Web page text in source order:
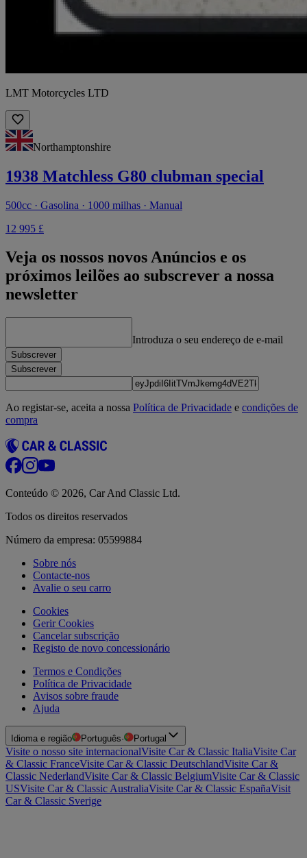
LMT Motorcycles LTD
Northamptonshire
1938 Matchless G80 clubman special
500cc · Gasolina · 1000 milhas · Manual
12 995 £
Veja os nossos novos Anúncios e os
próximos leilões ao subscrever a nossa
newsletter
Introduza o seu endereço de e‑mail
Subscrever
Subscrever
Ao registar-se, aceita a nossa Política de Privacidade e condições de
compra
Conteúdo © 2026, Car And Classic Ltd.
Todos os direitos reservados
Número da empresa: 05599884
Sobre nós
Contacte-nos
Avalie o seu carro
Cookies
Gerir Cookies
Cancelar subscrição
Registo de novo concessionário
Termos e Condições
Política de Privacidade
Avisos sobre fraude
Ajuda
Idioma e região Português· Portugal
Visite o nosso site internacionalVisite Car & Classic ItaliaVisite Car
& Classic FranceVisite Car & Classic DeutschlandVisite Car &
Classic NederlandVisite Car & Classic BelgiumVisite Car & Classic
USVisite Car & Classic AustraliaVisite Car & Classic EspañaVisit
Car & Classic Sverige